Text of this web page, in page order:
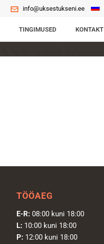
info@uksestukseni.ee
TINGIMUSED KONTAKT
TÖÖAEG
E-R: 08:00 kuni 18:00
L: 10:00 kuni 18:00
P: 12:00 kuni 18:00